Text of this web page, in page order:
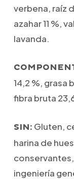
verbena, raíz
azahar 11 %,
lavanda.
14,2 %, grasa
fibra bruta
SIN: Gluten,
harina de
ingeniería